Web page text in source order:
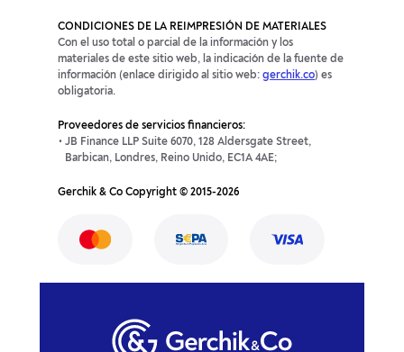
CONDICIONES DE LA REIMPRESIÓN DE MATERIALES
Con el uso total o parcial de la información y los
materiales de este sitio web, la indicación de la fuente de
información (enlace dirigido al sitio web: gerchik.co) es
obligatoria.
Proveedores de servicios financieros:
JB Finance LLP Suite 6070, 128 Aldersgate Street,
Barbican, Londres, Reino Unido, EC1A 4AE;
Gerchik & Co Copyright © 2015-2026